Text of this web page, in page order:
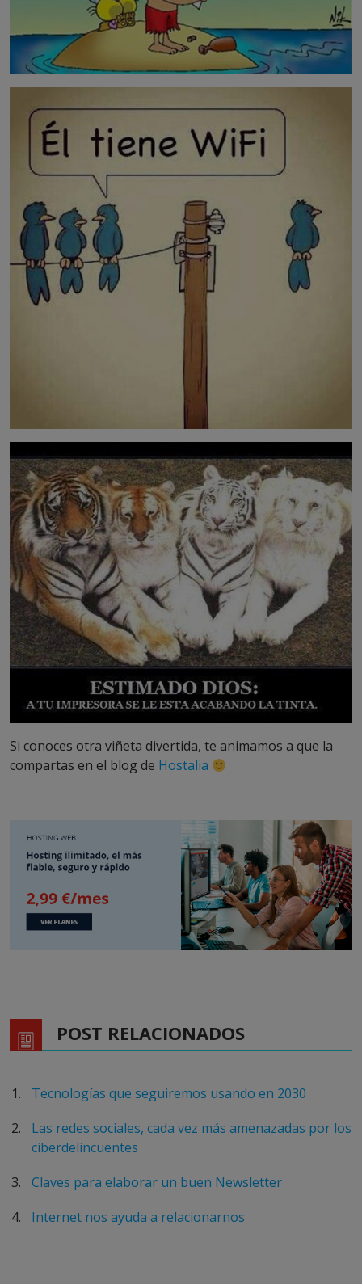
Si conoces otra viñeta divertida, te animamos a que la
compartas en el blog de Hostalia
POST RELACIONADOS
Tecnologías que seguiremos usando en 2030
Las redes sociales, cada vez más amenazadas por los
ciberdelincuentes
Claves para elaborar un buen Newsletter
Internet nos ayuda a relacionarnos